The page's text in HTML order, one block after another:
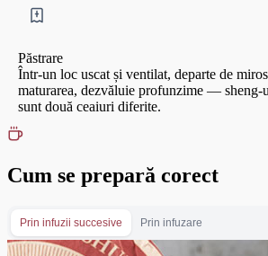
Păstrare
Într-un loc uscat și ventilat, departe de
maturarea, dezvăluie profunzime — sheng-
sunt două ceaiuri diferite.
Cum se prepară corect
Prin infuzii succesive Prin infuzare